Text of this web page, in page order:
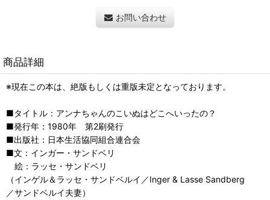
お問い合わせ
商品詳細
※現在この本は、絶版もしくは重版未定となっております。
■タイトル：アンナちゃんのこいぬはどこへいったの？
■発行年：1980年 第2刷発行
■出版社：日本生活協同組合連合会
■文：インガー・サンドベリ
絵：ラッセ・サンドベリ
（インゲル＆ラッセ・サンドベルイ／Inger & Lasse Sandberg
／サンドベルイ夫妻）